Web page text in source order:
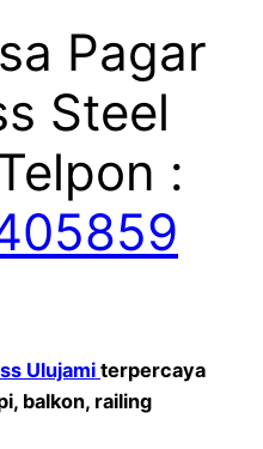
Pagar
Steel
:
Ulujami terpercaya
balkon, railing